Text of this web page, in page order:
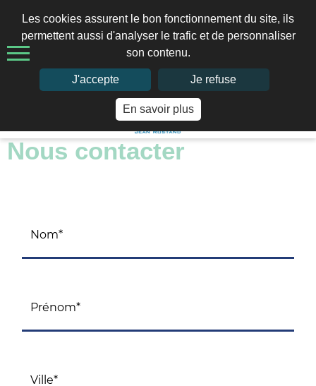
Les cookies assurent le bon fonctionnement du site, ils
permettent aussi d'analyser le trafic et de personnaliser
son contenu.
J'accepte Je refuse
En savoir plus
02 97 41 66 49
Nous contacter